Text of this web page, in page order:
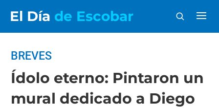
El Día de Escobar
BREVES
Ídolo eterno: Pintaron un
mural dedicado a Diego